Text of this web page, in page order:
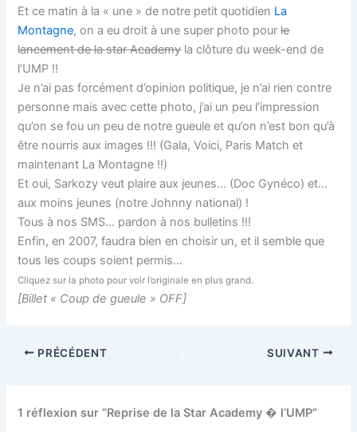
Et ce matin à la « une » de notre petit quotidien La
Montagne, on a eu droit à une super photo pourle
lancement de la star Academyla clôture du week-end de
l’UMP !!
Je n’ai pas forcément d’opinion politique, je n’ai rien contre
personne mais avec cette photo, j’ai un peu l’impression
qu’on se fou un peu de notre gueule et qu’on n’est bon qu’à
être nourris aux images !!! (Gala, Voici, Paris Match et
maintenant La Montagne !!)
Et oui, Sarkozy veut plaire aux jeunes… (Doc Gynéco) et…
aux moins jeunes (notre Johnny national) !
Tous à nos SMS… pardon à nos bulletins !!!
Enfin, en 2007, faudra bien en choisir un, et il semble que
tous les coups soient permis…
Cliquez sur la photo pour voir l’originale en plus grand.
[Billet « Coup de gueule » OFF]
PRÉCÉDENT SUIVANT
1 réflexion sur “Reprise de la Star Academy � l’UMP”